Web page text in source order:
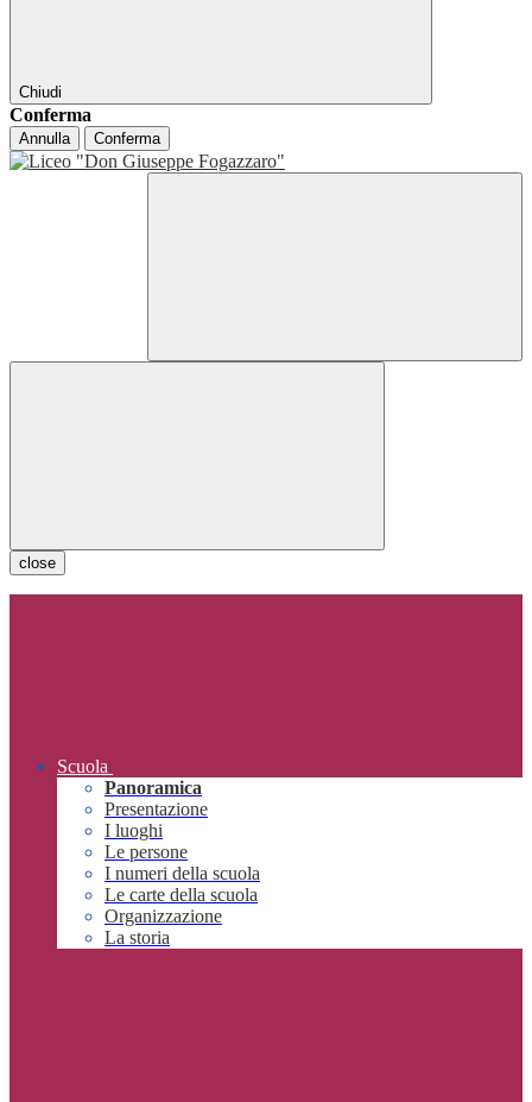
Chiudi
Conferma
Annulla Conferma
close
Scuola
Panoramica
Presentazione
I luoghi
Le persone
I numeri della scuola
Le carte della scuola
Organizzazione
La storia